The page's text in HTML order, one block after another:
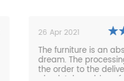
26 Apr 2021
The furniture is an absolute
dream. The processing from
the order to the delivery was